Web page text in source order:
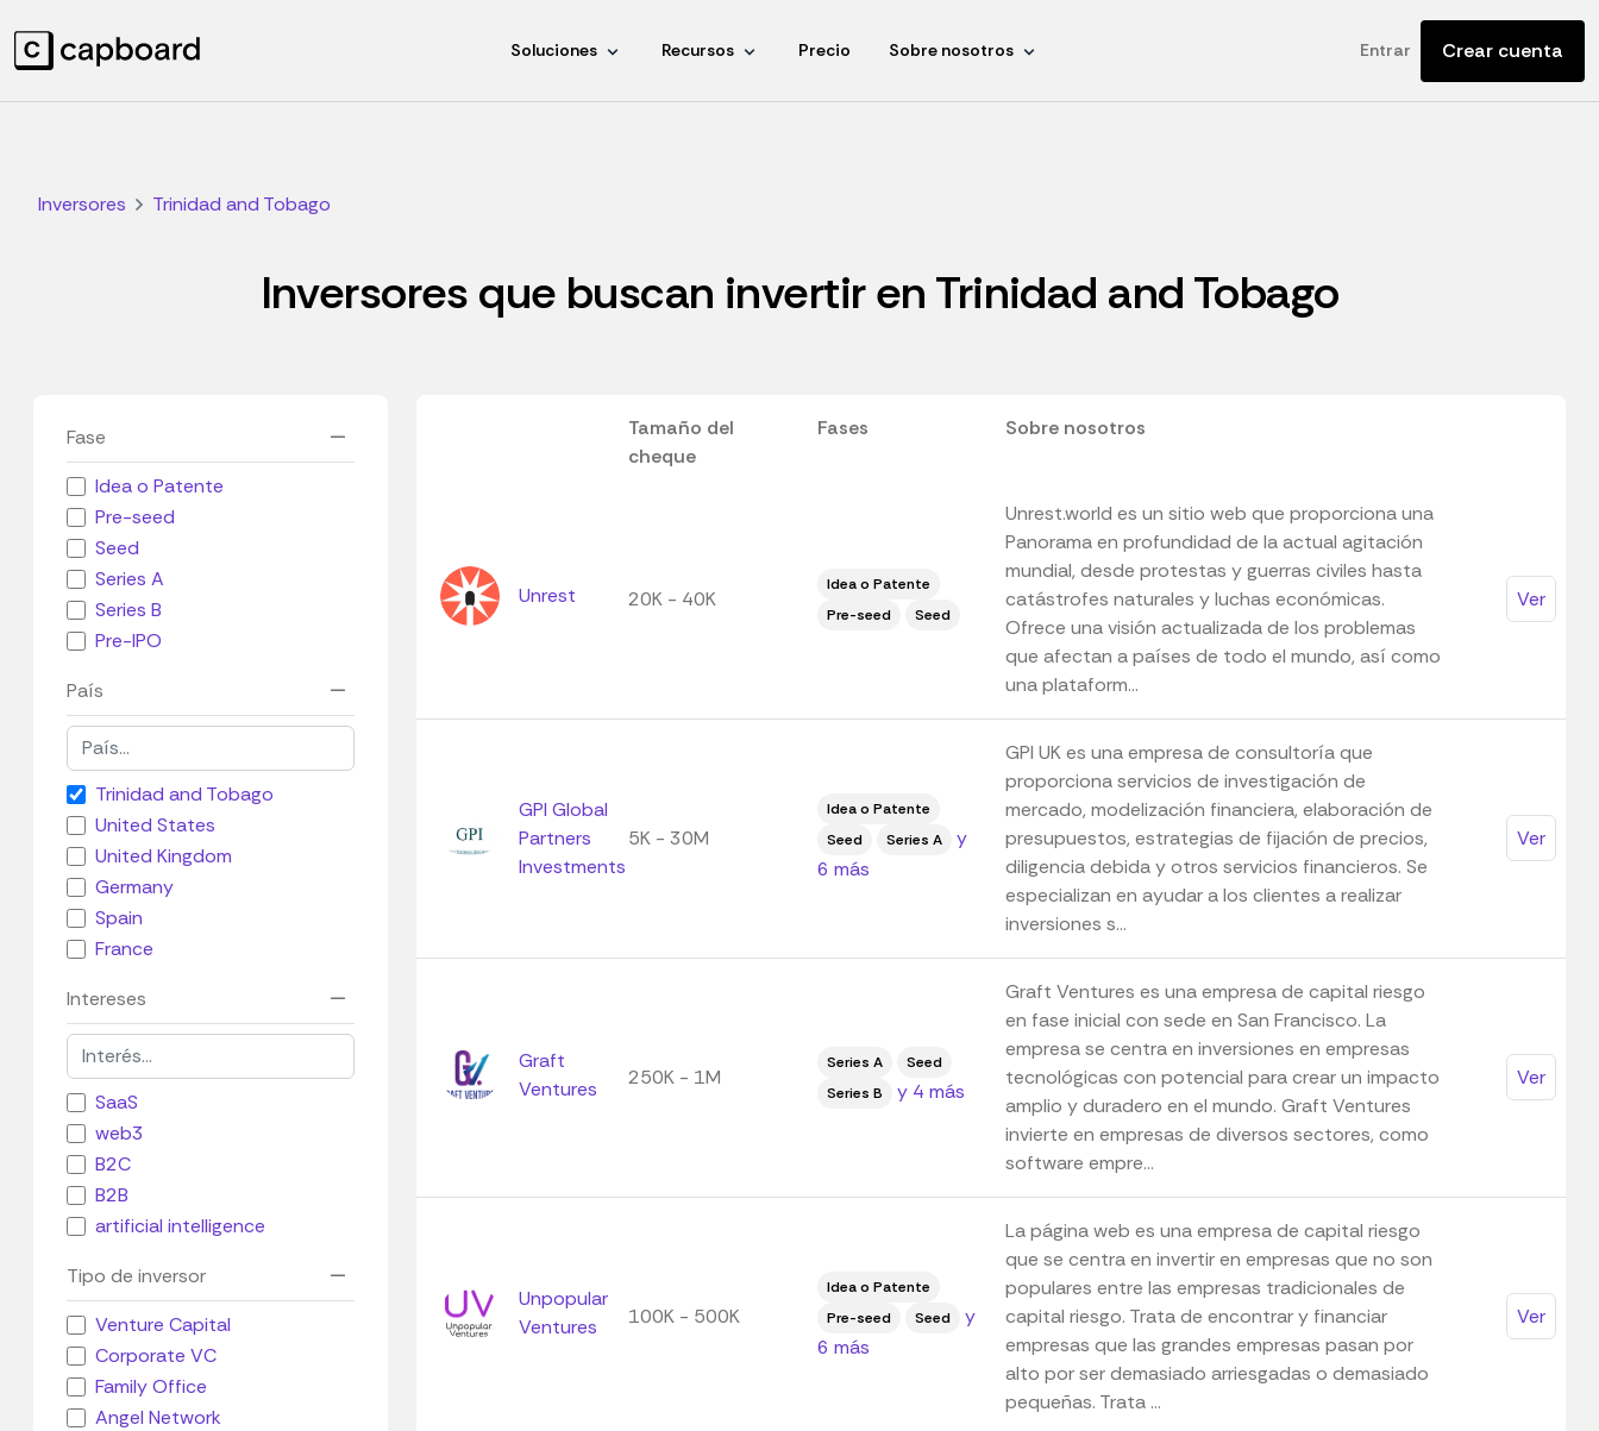
Soluciones Recursos Precio Sobre nosotros Entrar Crear cuenta
Inversores Trinidad and Tobago
Inversores que buscan invertir en Trinidad and Tobago
Fase
Idea o Patente
Pre-seed
Seed
Series A
Series B
Pre-IPO
País
Trinidad and Tobago
United States
United Kingdom
Germany
Spain
France
Intereses
SaaS
web3
B2C
B2B
artificial intelligence
Tipo de inversor
Venture Capital
Corporate VC
Family Office
Angel Network
Tamaño del
cheque
Fases Sobre nosotros
Unrest 20K - 40K
Idea o Patente
Pre-seed
Seed
Unrest.world es un sitio web que proporciona una
Panorama en profundidad de la actual agitación
mundial, desde protestas y guerras civiles hasta
catástrofes naturales y luchas económicas.
Ofrece una visión actualizada de los problemas
que afectan a países de todo el mundo, así como
una plataform...
Ver
GPI Global
Partners
Investments
5K - 30M
Idea o Patente
Seed
Series A
y
6 más
GPI UK es una empresa de consultoría que
proporciona servicios de investigación de
mercado, modelización financiera, elaboración de
presupuestos, estrategias de fijación de precios,
diligencia debida y otros servicios financieros. Se
especializan en ayudar a los clientes a realizar
inversiones s...
Ver
Graft
Ventures
250K - 1M
Series A
Seed
Series B
y 4 más
Graft Ventures es una empresa de capital riesgo
en fase inicial con sede en San Francisco. La
empresa se centra en inversiones en empresas
tecnológicas con potencial para crear un impacto
amplio y duradero en el mundo. Graft Ventures
invierte en empresas de diversos sectores, como
software empre...
Ver
Unpopular
Ventures
100K - 500K
Idea o Patente
Pre-seed
Seed
y
6 más
La página web es una empresa de capital riesgo
que se centra en invertir en empresas que no son
populares entre las empresas tradicionales de
capital riesgo. Trata de encontrar y financiar
empresas que las grandes empresas pasan por
alto por ser demasiado arriesgadas o demasiado
pequeñas. Trata ...
Ver